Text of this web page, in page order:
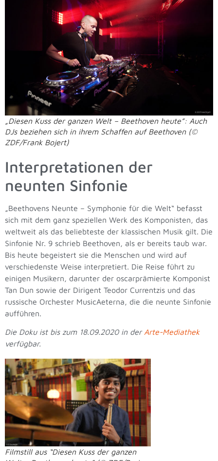
„Diesen Kuss der ganzen Welt – Beethoven heute”: Auch
DJs beziehen sich in ihrem Schaffen auf Beethoven (©
ZDF/Frank Bojert)
Interpretationen der
neunten Sinfonie
„Beethovens Neunte – Symphonie für die Welt“ befasst
sich mit dem ganz speziellen Werk des Komponisten, das
weltweit als das beliebteste der klassischen Musik gilt. Die
Sinfonie Nr. 9 schrieb Beethoven, als er bereits taub war.
Bis heute begeistert sie die Menschen und wird auf
verschiedenste Weise interpretiert. Die Reise führt zu
einigen Musikern, darunter der oscarprämierte Komponist
Tan Dun sowie der Dirigent Teodor Currentzis und das
russische Orchester MusicAeterna, die die neunte Sinfonie
aufführen.
Die Doku ist bis zum 18.09.2020 in der Arte-Mediathek
verfügbar.
Filmstill aus “Diesen Kuss der ganzen